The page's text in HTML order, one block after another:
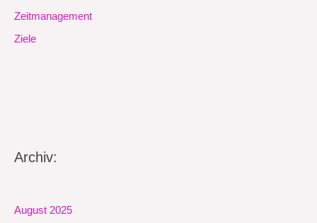
Zeitmanagement
Ziele
Archiv:
August 2025